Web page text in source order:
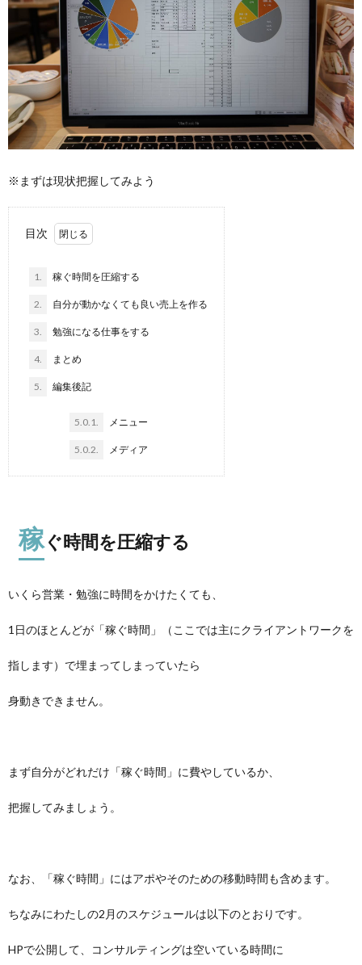
※まずは現状把握してみよう
目次
1. 稼ぐ時間を圧縮する
2. 自分が動かなくても良い売上を作る
3. 勉強になる仕事をする
4. まとめ
5. 編集後記
5.0.1. メニュー
5.0.2. メディア
稼ぐ時間を圧縮する
いくら営業・勉強に時間をかけたくても、
1日のほとんどが「稼ぐ時間」（ここでは主にクライアントワークを
指します）で埋まってしまっていたら
身動きできません。
まず自分がどれだけ「稼ぐ時間」に費やしているか、
把握してみましょう。
なお、「稼ぐ時間」にはアポやそのための移動時間も含めます。
ちなみにわたしの2月のスケジュールは以下のとおりです。
HPで公開して、コンサルティングは空いている時間に